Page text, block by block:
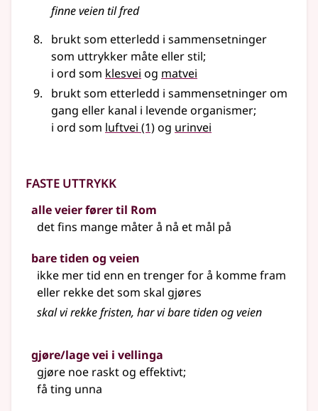
finneveientil fred
brukt som etterledd i sammensetninger
som uttrykker måte eller stil;
i ord som klesvei og matvei
brukt som etterledd i sammensetninger om
gang eller kanal i levende organismer;
i ord som luftvei (1)og urinvei
Faste uttrykk
alle veier fører til Rom
det fins mange måter å nå et mål på
bare tiden og veien
ikke mer tid enn en trenger for å komme fram
eller rekke det som skal gjøres
skal vi rekke fristen, har vi bare tiden og veien
gjøre/lage vei i vellinga
gjøre noe raskt og effektivt;
få ting unna